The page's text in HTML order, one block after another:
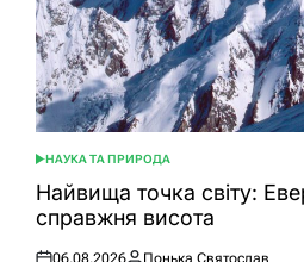
ОПУБЛІКУВАТИ
У
НАУКА ТА ПРИРОДА
Найвища точка світу:
справжня висота
06.08.2026 Понька Святослав